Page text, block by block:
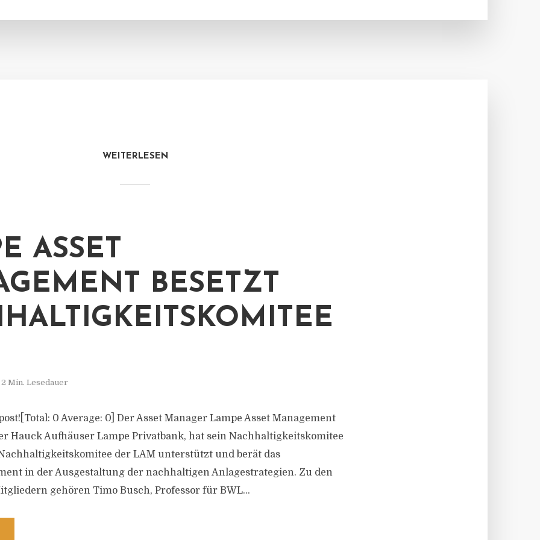
WEITERLESEN
ASSET
BESETZT
2 Min. Lesedauer
0 Average: 0] Der Asset Manager Lampe Asset Management
Hauck Aufhäuser Lampe Privatbank, hat sein Nachhaltigkeitskomitee
der LAM unterstützt und berät das
in der Ausgestaltung der nachhaltigen Anlagestrategien. Zu den
gehören Timo Busch, Professor für BWL...